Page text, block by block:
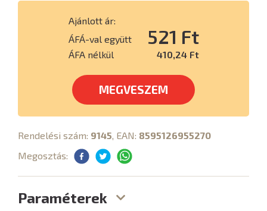
Ajánlott ár:
ÁFÁ-val együtt
521 Ft
ÁFA nélkül 410,24 Ft
MEGVESZEM
Rendelési szám: 9145, EAN: 8595126955270
Megosztás:
Paraméterek